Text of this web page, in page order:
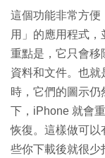
這個功能非常方便
用」的應用程式，
重點是，它只會移
資料和文件。也
時，它們的圖示仍
下，iPhone 就會
恢復。這樣做可以
些你下載後就很少